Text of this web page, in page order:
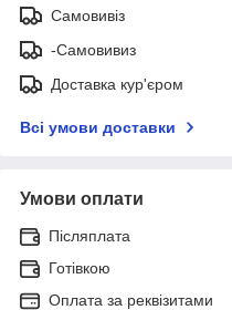
Самовивіз
-Самовивиз
Доставка кур'єром
Всі умови доставки
Умови оплати
Післяплата
Готівкою
Оплата за реквізитами